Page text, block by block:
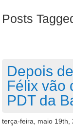
Posts
Depois
Félix vão
PDT da
terça-feira, maio 19th,